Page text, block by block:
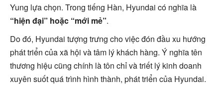
Yung lựa chọn. Trong tiếng Hàn, Hyundai có nghĩa là
“hiện đại” hoặc “mới mẻ”.
Do đó, Hyundai tượng trưng cho việc đón đầu xu hướng
phát triển của xã hội và tâm lý khách hàng. Ý nghĩa tên
thương hiệu cũng chính là tôn chỉ và triết lý kinh doanh
xuyên suốt quá trình hình thành, phát triển của Hyundai.